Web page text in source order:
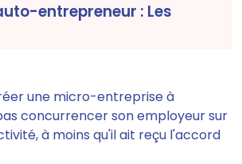
entrepreneur : Les
une micro-entreprise à
concurrencer son employeur sur
, à moins qu'il ait reçu l'accord